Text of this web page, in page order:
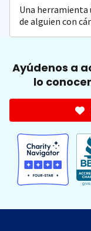
Una herramienta
de alguien con
Ayúdenos a
lo